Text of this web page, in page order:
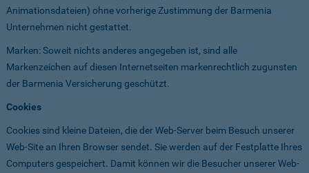
Animationsdateien) ohne vorherige Zustimmung der Barmenia
Unternehmen nicht gestattet.
Marken: Soweit nichts anderes angegeben ist, sind alle
Markenzeichen auf diesen Internetseiten markenrechtlich zugunsten
der Barmenia Versicherung geschützt.
Cookies
Cookies sind kleine Dateien, die der Web-Server beim Besuch unserer
Web-Site an Ihren Browser sendet. Sie werden auf der Festplatte Ihres
Computers gespeichert. Damit können wir die Besucher unserer Web-